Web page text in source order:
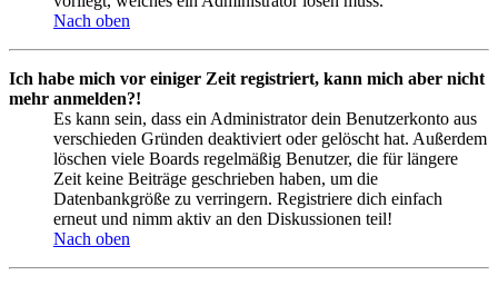
Nach oben
Ich habe mich vor einiger Zeit registriert, kann mich aber nicht
mehr anmelden?!
Es kann sein, dass ein Administrator dein Benutzerkonto aus
verschieden Gründen deaktiviert oder gelöscht hat. Außerdem
löschen viele Boards regelmäßig Benutzer, die für längere
Zeit keine Beiträge geschrieben haben, um die
Datenbankgröße zu verringern. Registriere dich einfach
erneut und nimm aktiv an den Diskussionen teil!
Nach oben